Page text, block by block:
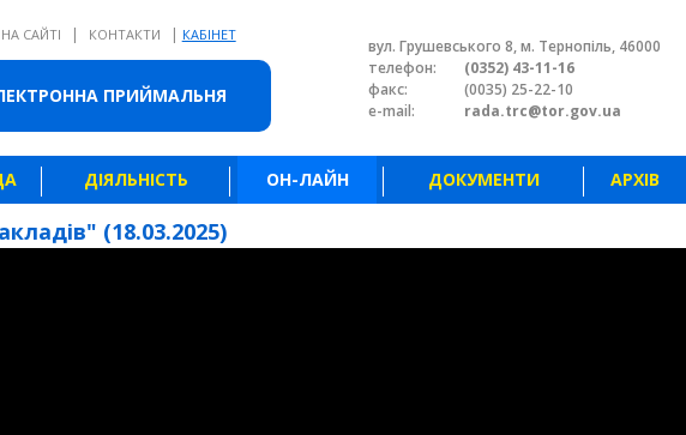
ПРИЙМАЛЬНЯ
версія сайту
САЙТІ | КОНТАКТИ | КАБІНЕТ
вул. Грушевського 8, м. Тернопіль, 46000
телефон:
(0352) 43-11-16
факс:
(0035) 25-22-10
e-mail:
rada.trc@tor.gov.ua
ДІЯЛЬНІСТЬ ОН-ЛАЙН ДОКУМЕНТИ АРХІВ
(18.03.2025)